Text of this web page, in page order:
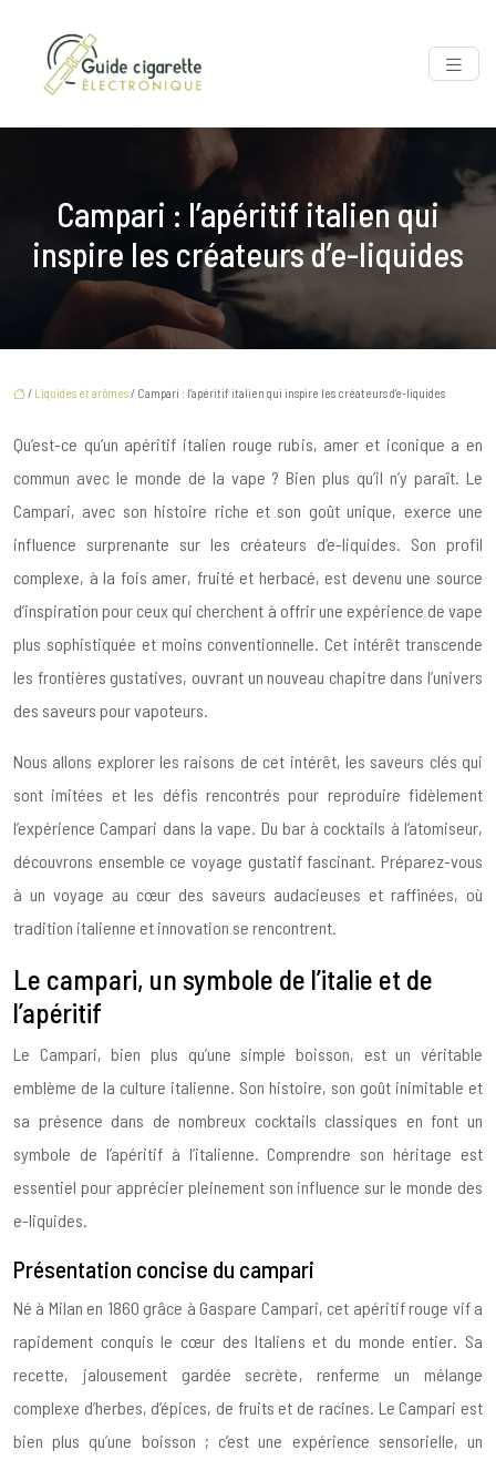
Campari : l’apéritif italien qui
inspire les créateurs d’e-liquides
/ Liquides et arômes/ Campari : l’apéritif italien qui inspire les créateurs d’e-liquides
Qu’est-ce qu’un apéritif italien rouge rubis, amer et iconique a en
commun avec le monde de la vape ? Bien plus qu’il n’y paraît. Le
Campari, avec son histoire riche et son goût unique, exerce une
influence surprenante sur les créateurs d’e-liquides. Son profil
complexe, à la fois amer, fruité et herbacé, est devenu une source
d’inspiration pour ceux qui cherchent à offrir une expérience de vape
plus sophistiquée et moins conventionnelle. Cet intérêt transcende
les frontières gustatives, ouvrant un nouveau chapitre dans l’univers
des saveurs pour vapoteurs.
Nous allons explorer les raisons de cet intérêt, les saveurs clés qui
sont imitées et les défis rencontrés pour reproduire fidèlement
l’expérience Campari dans la vape. Du bar à cocktails à l’atomiseur,
découvrons ensemble ce voyage gustatif fascinant. Préparez-vous
à un voyage au cœur des saveurs audacieuses et raffinées, où
tradition italienne et innovation se rencontrent.
Le campari, un symbole de l’italie et de
l’apéritif
Le Campari, bien plus qu’une simple boisson, est un véritable
emblème de la culture italienne. Son histoire, son goût inimitable et
sa présence dans de nombreux cocktails classiques en font un
symbole de l’apéritif à l’italienne. Comprendre son héritage est
essentiel pour apprécier pleinement son influence sur le monde des
e-liquides.
Présentation concise du campari
Né à Milan en 1860 grâce à Gaspare Campari, cet apéritif rouge vif a
rapidement conquis le cœur des Italiens et du monde entier. Sa
recette, jalousement gardée secrète, renferme un mélange
complexe d’herbes, d’épices, de fruits et de racines. Le Campari est
bien plus qu’une boisson ; c’est une expérience sensorielle, un